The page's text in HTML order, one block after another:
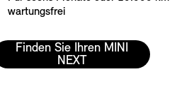
wartungsfrei
Finden Sie Ihren MINI
NEXT